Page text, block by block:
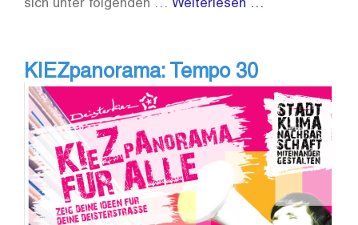
sich unter folgenden … Weiterlesen …
KIEZpanorama: Tempo 30